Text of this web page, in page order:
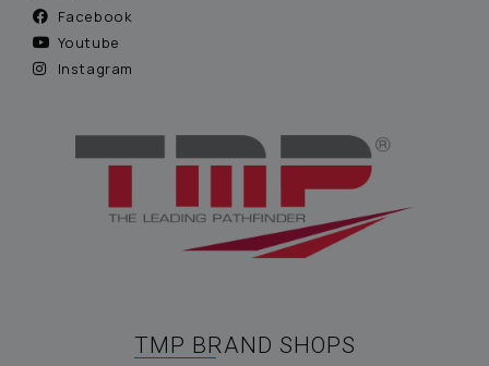
Facebook
Youtube
Instagram
TMP BRAND SHOPS